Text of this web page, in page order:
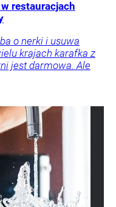
restauracjach
o nerki i usuwa
krajach karafka z
jest darmowa. Ale